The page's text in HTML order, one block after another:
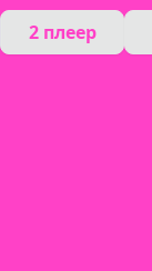
2 плеер